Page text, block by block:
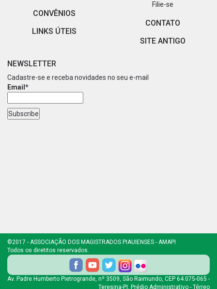
CONVÊNIOS
LINKS ÚTEIS
Filie-se
CONTATO
SITE ANTIGO
NEWSLETTER
Cadastre-se e receba novidades no seu e-mail
Email*
©2017 - ASSOCIAÇÃO DOS MAGISTRADOS PIAUIENSES - AMAPI
Todos os diretitos reservados.
Av. Padre Humberto Pietrogrande, nº 3509, São Raimundo, CEP 64.075-065 -
Teresina-PI. Prédio Administrativo - Térreo